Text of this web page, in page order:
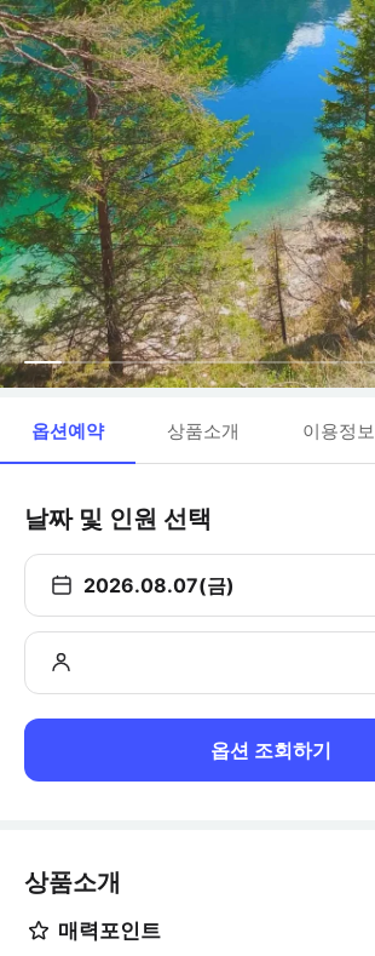
옵션예약 상품소개 이용정보
날짜 및 인원 선택
2026.08.07(금)
옵션 조회하기
상품소개
매력포인트